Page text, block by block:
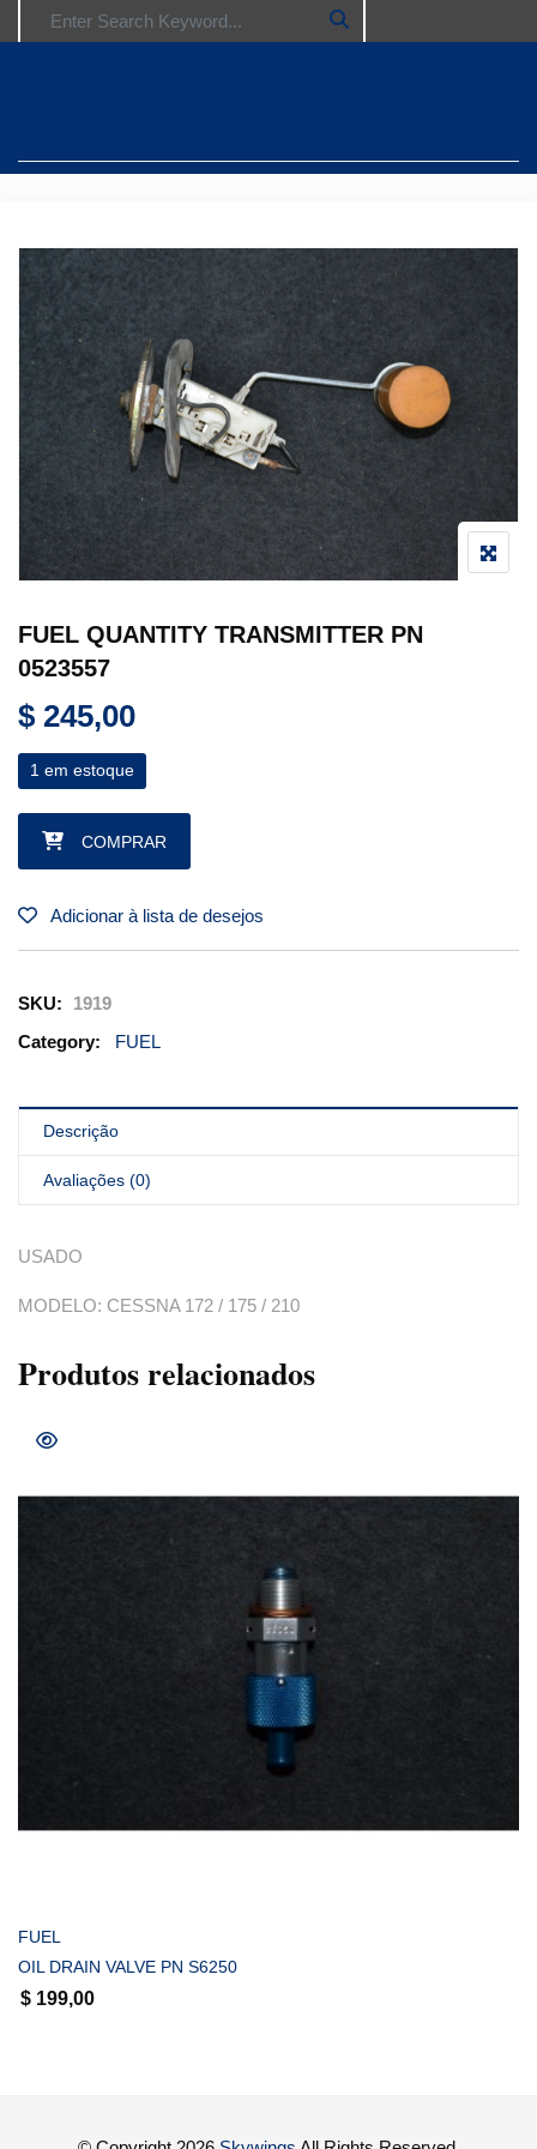
FUEL QUANTITY TRANSMITTER PN
0523557
$ 245,00
1 em estoque
FUEL QUANTITY TRANSMITTER PN 0523557 quantidade
COMPRAR
Adicionar à lista de desejos
SKU:
1919
Category:
FUEL
Descrição
Avaliações (0)
USADO
MODELO: CESSNA 172 / 175 / 210
Produtos relacionados
FUEL
OIL DRAIN VALVE PN S6250
$ 199,00